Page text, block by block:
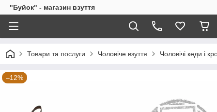
"Буйок" - магазин взуття
Товари та послуги Чоловіче взуття Чоловічі кеди і
–12%